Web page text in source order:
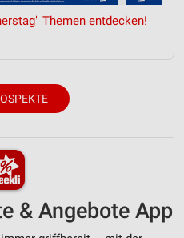
Themen entdecken!
& Angebote App